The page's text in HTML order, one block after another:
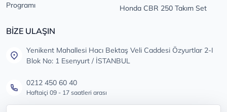
Programı
Honda CBR 250 Takım Set
BİZE ULAŞIN
Yenikent Mahallesi Hacı Bektaş Veli Caddesi Özyurtlar 2-I
Blok No: 1 Esenyurt / İSTANBUL
0212 450 60 40
Haftaiçi 09 - 17 saatleri arası